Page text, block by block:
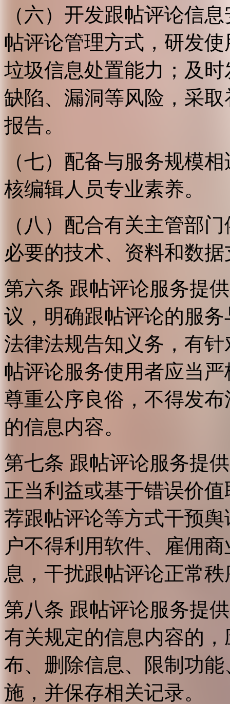
（六）开发跟帖评论信
帖评论管理方式，研发
垃圾信息处置能力；及
缺陷、漏洞等风险，采
报告。
（七）配备与服务规模
核编辑人员专业素养。
（八）配合有关主管部
必要的技术、资料和数
第六条 跟帖评论服务提
议，明确跟帖评论的服
法律法规告知义务，有
帖评论服务使用者应当
尊重公序良俗，不得发
的信息内容。
第七条 跟帖评论服务提
正当利益或基于错误价
荐跟帖评论等方式干预
户不得利用软件、雇佣
息，干扰跟帖评论正常
第八条 跟帖评论服务提
有关规定的信息内容的
布、删除信息、限制功
施，并保存相关记录。